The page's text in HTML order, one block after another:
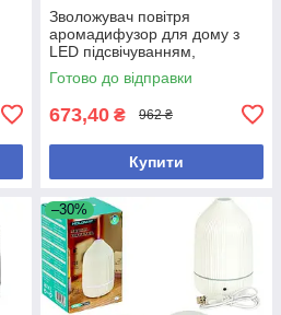
Зволожувач повітря
аромадифузор для дому з
LED підсвічуванням,
ультразвуковий, резервуар
150 мл з автовідключенням
Готово до відправки
673,40 ₴ 962 ₴
Купити
–30%